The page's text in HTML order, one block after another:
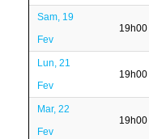
Sam, 19
Fev
19h00
Lun, 21
Fev
19h00
Mar, 22
Fev
19h00